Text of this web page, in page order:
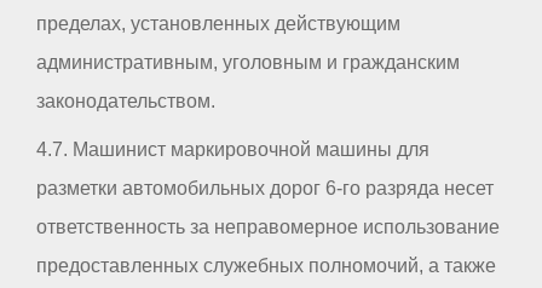
пределах, установленных действующим
административным, уголовным и гражданским
законодательством.
4.7. Машинист маркировочной машины для
разметки автомобильных дорог 6-го разряда несет
ответственность за неправомерное использование
предоставленных служебных полномочий, а также